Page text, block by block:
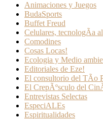
Animaciones y Juegos
BudaSports
Buffet Freud
Celulares, tecnologÃ­a
Comodines
Cosas Locas!
Ecologia y Medio
Editoriales de Eze!
El consultorio del TÃ­o
El CrepÃºsculo del
Entrevistas Selectas
EspeciALEs
Espiritualidades